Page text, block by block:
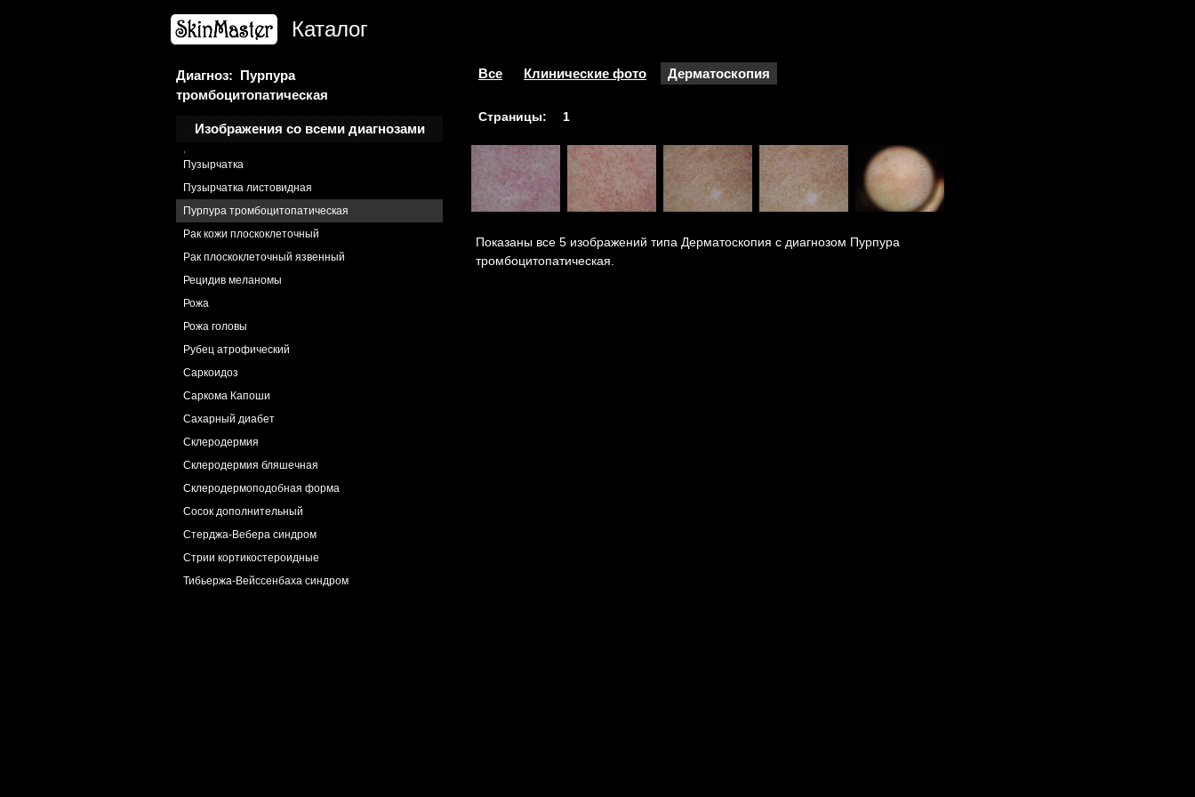
Каталог
Диагноз: Пурпура
тромбоцитопатическая
Изображения со всеми диагнозами
Почесуха
Псевдолимфома
Лимфоцитома Шпиглера-Фендта
Псориаз
Псориаз пустулезный
Пузырчатка
Пузырчатка листовидная
Пурпура тромбоцитопатическая
Рак кожи плоскоклеточный
Рак плоскоклеточный язвенный
Рецидив меланомы
Рожа
Рожа головы
Рубец атрофический
Саркоидоз
Саркома Капоши
Сахарный диабет
Склеродермия
Склеродермия бляшечная
Склеродермоподобная форма
Сосок дополнительный
Стерджа-Вебера синдром
Стрии кортикостероидные
Тибьержа-Вейссенбаха синдром
Все Клинические фото Дерматоскопия
Страницы: 1
Показаны все 5 изображений типа Дерматоскопия с диагнозом Пурпура
тромбоцитопатическая.